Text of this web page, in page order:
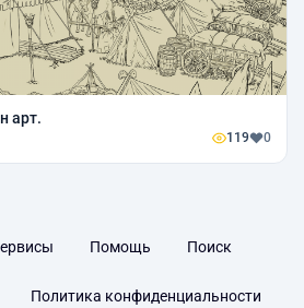
арт.
119 0
Помощь Поиск
Политика конфиденциальности